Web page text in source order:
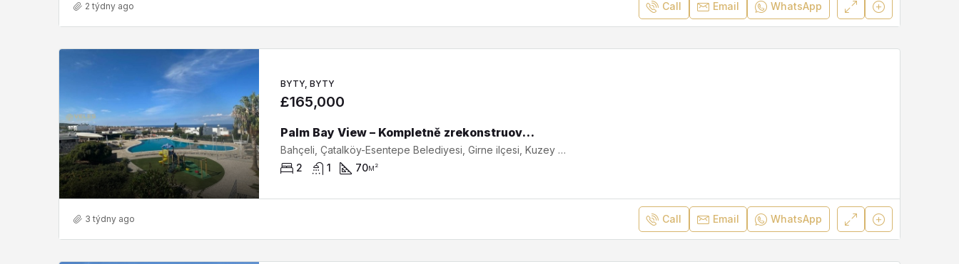
2 týdny ago Call Email WhatsApp
BYTY, BYTY
£165,000
Palm Bay View – Kompletně zrekonstruovaný apartmán 2+1 se soukromou střešní terasou a panoramatickým výhledem na moře SA-2-0498
Bahçeli, Çatalköy-Esentepe Belediyesi, Girne ilçesi, Kuzey Kıbrıs, 99410, Κύπρος - Kıbrıs
2
1 70м²
3 týdny ago Call Email WhatsApp